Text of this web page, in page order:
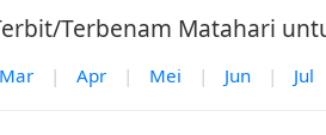
Terbenam Matahari
Mar | Apr | Mei | Jun | Jul